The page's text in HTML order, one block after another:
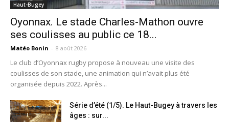
Haut-Bugey
Oyonnax. Le stade Charles-Mathon ouvre
ses coulisses au public ce 18...
Matéo Bonin - 8 août 2026
Le club d’Oyonnax rugby propose à nouveau une visite des
coulisses de son stade, une animation qui n’avait plus été
organisée depuis 2022. Après...
Série d’été (1/5). Le Haut-Bugey à travers les
âges : sur...